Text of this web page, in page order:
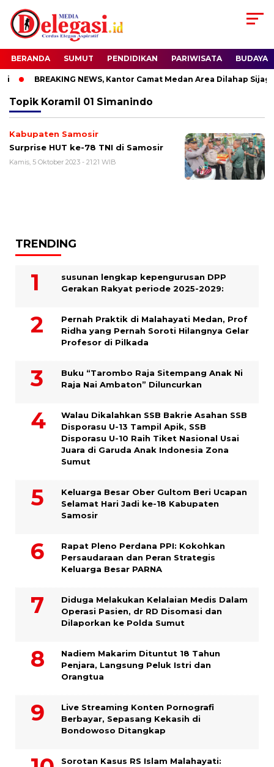
BERANDA SUMUT PENDIDIKAN PARIWISATA BUDAYA
BREAKING NEWS, Kantor Camat Medan Area Dilahap Sijago
Topik Koramil 01 Simanindo
Kabupaten Samosir
Surprise HUT ke-78 TNI di Samosir
Kamis, 5 Oktober 2023 - 21:21 WIB
TRENDING
susunan lengkap kepengurusan DPP
Gerakan Rakyat periode 2025-2029:
Pernah Praktik di Malahayati Medan, Prof
Ridha yang Pernah Soroti Hilangnya Gelar
Profesor di Pilkada
Buku “Tarombo Raja Sitempang Anak Ni
Raja Nai Ambaton” Diluncurkan
Walau Dikalahkan SSB Bakrie Asahan SSB
Disporasu U-13 Tampil Apik, SSB
Disporasu U-10 Raih Tiket Nasional Usai
Juara di Garuda Anak Indonesia Zona
Sumut
Keluarga Besar Ober Gultom Beri Ucapan
Selamat Hari Jadi ke-18 Kabupaten
Samosir
Rapat Pleno Perdana PPI: Kokohkan
Persaudaraan dan Peran Strategis
Keluarga Besar PARNA
Diduga Melakukan Kelalaian Medis Dalam
Operasi Pasien, dr RD Disomasi dan
Dilaporkan ke Polda Sumut
​Nadiem Makarim Dituntut 18 Tahun
Penjara, Langsung Peluk Istri dan
Orangtua
Live Streaming Konten Pornografi
Berbayar, Sepasang Kekasih di
Bondowoso Ditangkap
Sorotan Kasus RS Islam Malahayati: